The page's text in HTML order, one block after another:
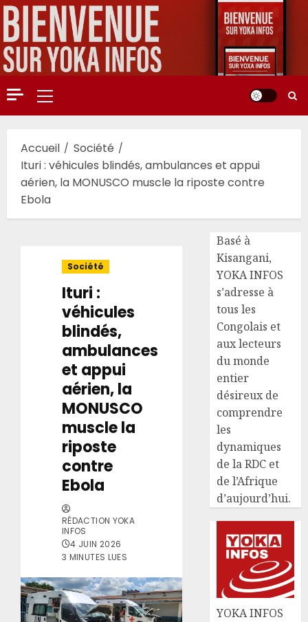
Aller
au
contenu
Menu
principal
Accueil
Société
Ituri : véhicules blindés, ambulances et appui
aérien, la MONUSCO muscle la riposte contre
Ebola
Société
Ituri :
véhicules
blindés,
ambulances
et appui
aérien, la
MONUSCO
muscle la
riposte
contre
Ebola
RÉDACTION YOKA
INFOS
4 JUIN 2026
3 MINUTES LUES
Basé à
Kisangani,
YOKA INFOS
s’adresse à
tous les
Congolais et
aux lecteurs
du monde
entier
désireux de
comprendre
les
dynamiques
de la RDC et
de l’Afrique
d’aujourd’hui.
YOKA INFOS